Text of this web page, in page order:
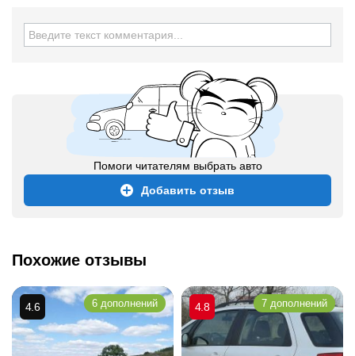
Помоги читателям выбрать авто
Добавить отзыв
Похожие отзывы
4.6 6 дополнений 4.8 7 дополнений